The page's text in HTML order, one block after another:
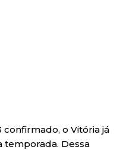
confirmado, o Vitória já
temporada. Dessa